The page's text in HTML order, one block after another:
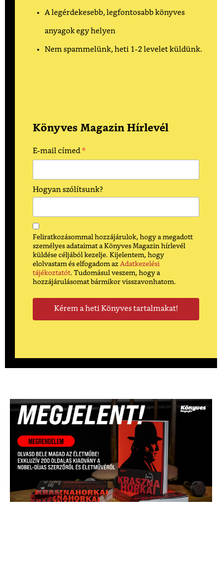
A legérdekesebb, legfontosabb könyves
anyagok egy helyen
Nem spammelünk, heti 1-2 levelet küldünk.
Könyves Magazin Hírlevél
E-mail címed *
Hogyan szólítsunk?
Feliratkozásommal hozzájárulok, hogy a megadott
személyes adataimat a Könyves Magazin hírlevél
küldése céljából kezelje. Kijelentem, hogy
elolvastam és elfogadom az Adatkezelési
tájékoztatót. Tudomásul veszem, hogy a
hozzájárulásomat bármikor visszavonhatom.